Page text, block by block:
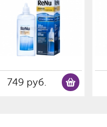
749 руб.